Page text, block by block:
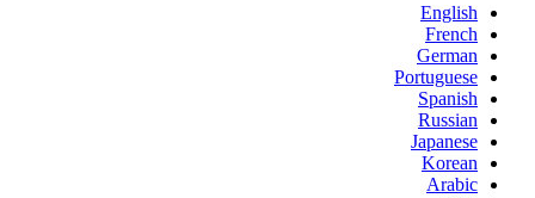
English
French
German
Portuguese
Spanish
Russian
Japanese
Korean
Arabic